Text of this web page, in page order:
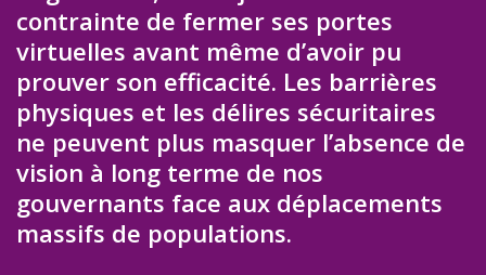
contrainte de fermer ses portes
virtuelles avant même d’avoir pu
prouver son efficacité. Les barrières
physiques et les délires sécuritaires
ne peuvent plus masquer l’absence de
vision à long terme de nos
gouvernants face aux déplacements
massifs de populations.